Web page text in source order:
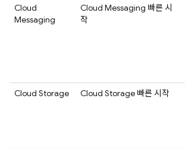
Cloud
Messaging
Cloud Messaging 빠른 시
작
Cloud Storage Cloud Storage 빠른 시작